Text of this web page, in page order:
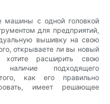
машины с одной головкой
для предприятий,
вышивку на свою
открываете ли вы новый
расширить свою
наличие подходящего
как его правильно
имеет решающее